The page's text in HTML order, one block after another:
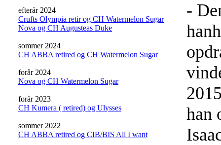
efterår 2024
Crufts Olympia retir og CH Watermelon Sugar
Nova og CH Augusteas Duke
sommer 2024
CH ABBA retired og CH Watermelon Sugar
forår 2024
Nova og CH Watermelon Sugar
forår 2023
CH Kumera ( retired) og Ulysses
sommer 2022
CH ABBA retired og CIB/BIS All I want
-
han